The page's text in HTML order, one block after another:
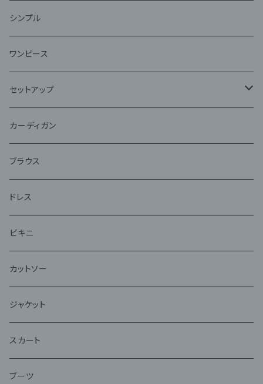
ファー
シンプル
ワンピース
セットアップ
ジャケット
アンサンブル
カーディガン
ブラウス
ドレス
ビキニ
カットソー
ジャケット
スカート
ブーツ